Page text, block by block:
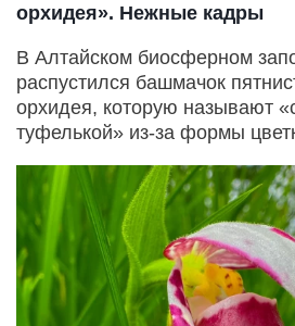
орхидея». Нежные кадры
В Алтайском биосферном
распустился башмачок
орхидея, которую называют
туфелькой» из-за формы